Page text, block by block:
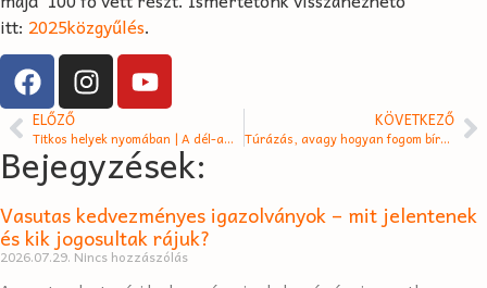
itt: 2025közgyűlés.
ELŐZŐ
Titkos helyek nyomában | A dél-amerikai kaland…
KÖVETKEZŐ
Túrázás, avagy hogyan fogom bírni?
Bejegyzések:
Vasutas kedvezményes igazolványok – mit jelentenek
és kik jogosultak rájuk?
2026.07.29. Nincs hozzászólás